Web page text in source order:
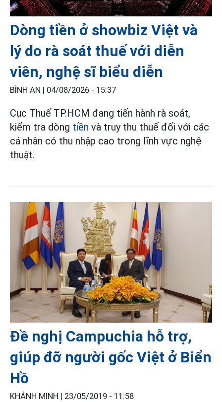
Dòng tiền ở showbiz Việt và
lý do rà soát thuế với diễn
viên, nghệ sĩ biểu diễn
BÌNH AN | 04/08/2026 - 15:37
Cục Thuế TP.HCM đang tiến hành rà soát,
kiểm tra dòng tiền và truy thu thuế đối với các
cá nhân có thu nhập cao trong lĩnh vực nghệ
thuật.
Đề nghị Campuchia hỗ trợ,
giúp đỡ người gốc Việt ở Biển
Hồ
KHÁNH MINH | 23/05/2019 - 11:58